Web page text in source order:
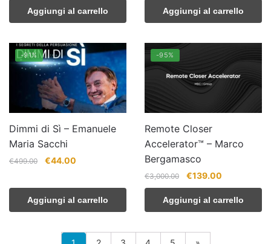
era:
€99.00.
è:
€5.00.
Aggiungi al carrello
originale
era:
attuale
è:
Aggiungi al carrello
-91%
Dimmi di Sì – Emanuele
Maria Sacchi
€499.00
Il
originale
era:
€499.00.
€44.00
attuale
è:
€44.00.
Aggiungi al carrello
-95%
Remote Closer
Accelerator™ – Marco
Bergamasco
€3,000.00
Il
prezzo
originale
era:
€139.00
prezzo
attuale
è:
Aggiungi al carrello